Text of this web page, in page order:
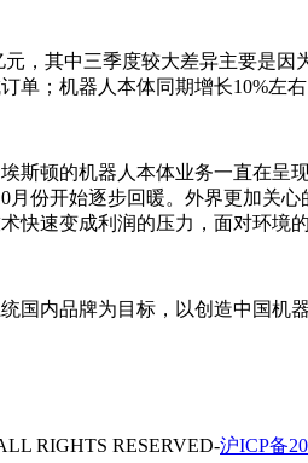
，其中三季度较大差异主要是
单；机器人本体同期增长10%左
斯顿的机器人本体业务一直在
月份开始逐步回暖。外界更加关
快速变成利润的压力，面对环境
国内品牌为目标，以创造中国机
RIGHTS RESERVED-沪ICP备